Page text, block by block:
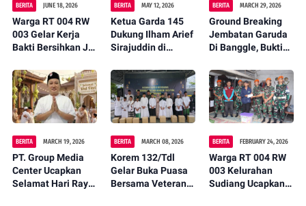
BERITA JUNE 18, 2026
Warga RT 004 RW
003 Gelar Kerja
Bakti Bersihkan Jl.
Wujudkan
Lingkungan Asri
dan Nyaman
BERITA MAY 12, 2026
Ketua Garda 145
Dukung Ilham Arief
Sirajuddin di
Golkar
BERITA MARCH 29, 2026
Ground Breaking
Jembatan Garuda
Di Banggle, Bukti
Negara Untuk
Rakyat
BERITA MARCH 19, 2026
PT. Group Media
Center Ucapkan
Selamat Hari Raya
BERITA MARCH 08, 2026
Korem 132/Tdl
Gelar Buka Puasa
Bersama Veteran
BERITA FEBRUARY 24, 2026
Warga RT 004 RW
003 Kelurahan
Sudiang Ucapkan